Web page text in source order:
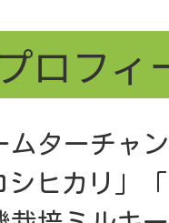
プロフィ
ムターチャ
シヒカリ」